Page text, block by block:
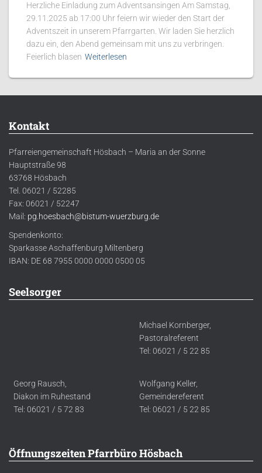
Herzliche Einladung zum Adventsansingen Am Samstag,
29.11.2025 ab 17:00 Uhr feiern wir wieder den Start der
Adventszeit in unserem Pfarrgarten. Wir laden Sie herzlich
dazu ein, den Abend gemeinsam mit uns zu verbringen.
Feierlich blasen Weiterlesen
Kontakt
Pfarreiengemeinschaft Hösbach – Maria an der Sonne
Hauptstraße 98
63768 Hösbach
Tel. 06021 / 52285
Fax: 06021 / 52247
Mail: pg.hoesbach@bistum-wuerzburg.de
Spendenkonto:
Sparkasse Aschaffenburg Miltenberg
IBAN: DE 68 7955 0000 0000 0500 05
Seelsorger
Michael Kornberger,
Pastoralreferent
Tel: 06021 / 5 22 85
Georg Rausch,
Diakon im Ruhestand
Tel: 06021 / 5 72 83
Wolfgang Keller,
Gemeindereferent
Tel: 06021 / 5 22 85
Öffnungszeiten Pfarrbüro Hösbach